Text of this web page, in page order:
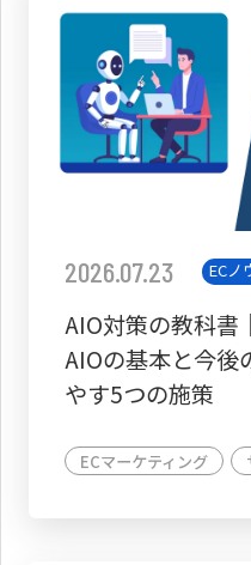
2026.07.23 ECノ
AIO対策の教科
AIOの基本と今後
やす5つの施策
ECマーケティング